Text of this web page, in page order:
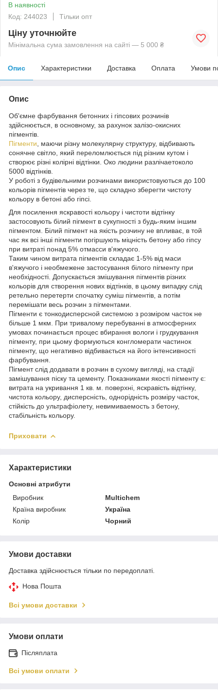
В наявності
Код: 244023
Тільки опт
Ціну уточнюйте
Мінімальна сума замовлення на сайті — 5 000 ₴
Опис Характеристики Доставка Оплата Умови
Опис
Об'ємне фарбування бетонних і гіпсових розчинів
здійснюється, в основному, за рахунок залізо-окисних
пігментів.
Пігменти , маючи різну молекулярну структуру, відбивають
сонячне світло, який переломлюється під різним кутом і
створює різні колірні відтінки. Око людини разлічаетоколо
5000 відтінків.
У роботі з будівельними розчинами використовуються до 100
кольорів пігментів через те, що складно зберегти чистоту
кольору в бетоні або гіпсі.
Для посилення яскравості кольору і чистоти відтінку
застосовують білий пігмент в сукупності з будь-яким іншим
пігментом. Білий пігмент на якість розчину не впливає, в той
час як всі інші пігменти погіршують міцність бетону або гіпсу
при витраті понад 5% отмасси в'яжучого.
Таким чином витрата пігментів складає 1-5% від маси
в'яжучого і необмежене застосування білого пігменту при
необхідності. Допускається змішування пігментів різних
кольорів для створення нових відтінків, в цьому випадку слід
ретельно перетерти спочатку суміш пігментів, а потім
перемішати весь розчин з пігментами.
Пігменти є тонкодисперсной системою з розміром часток не
більше 1 мкм. При тривалому перебуванні в атмосферних
умовах починається процес вбирання вологи і грудкування
пігменту, при цьому формуються конгломерати частинок
пігменту, що негативно відбивається на його інтенсивності
фарбування.
Пігмент слід додавати в розчин в сухому вигляді, на стадії
замішування піску та цементу. Показниками якості пігменту є:
витрата на укривання 1 кв. м. поверхні, яскравість відтінку,
чистота кольору, дисперсність, однорідність розміру часток,
стійкість до ультрафіолету, невимиваемость з бетону,
стабільність кольору.
Приховати
Характеристики
Основні атрибути
Виробник
Multichem
Країна виробник
Україна
Колір
Чорний
Умови доставки
Доставка здійснюється тільки по передоплаті.
Нова Пошта
Всі умови доставки
Умови оплати
Післяплата
Всі умови оплати